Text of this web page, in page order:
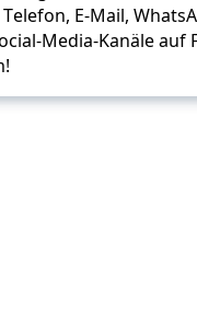
E-Mail,
Media-Kanäle auf